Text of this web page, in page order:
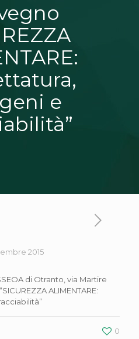
e
2015
di Otranto, via Martire
ALIMENTARE:
0